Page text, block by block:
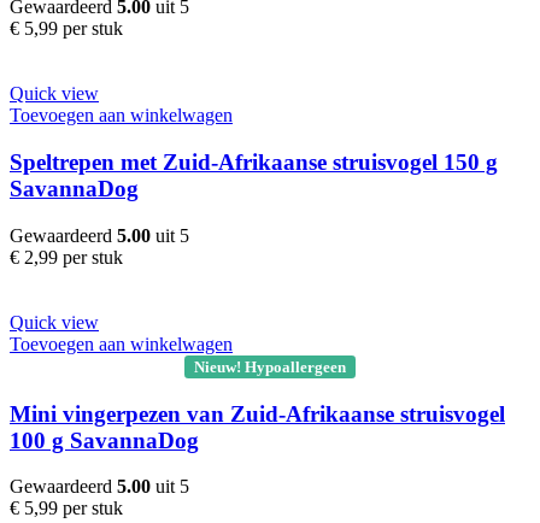
Gewaardeerd 5.00 uit 5
€ 5,99 per stuk
Quick view
Toevoegen aan winkelwagen
Speltrepen met Zuid-Afrikaanse struisvogel 150 g
SavannaDog
Gewaardeerd 5.00 uit 5
€ 2,99 per stuk
Quick view
Toevoegen aan winkelwagen
Nieuw! Hypoallergeen
Mini vingerpezen van Zuid-Afrikaanse struisvogel
100 g SavannaDog
Gewaardeerd 5.00 uit 5
€ 5,99 per stuk